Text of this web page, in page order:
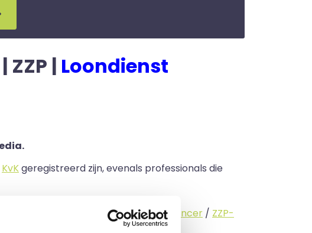
| Loondienst
KvKgeregistreerd zijn, evenals professionals die
interimmer/freelancer / ZZP-